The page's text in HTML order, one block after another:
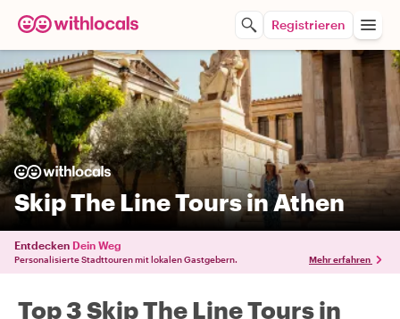
Registrieren
Skip The Line Tours in Athen
Entdecken Dein Weg
Personalisierte Stadttouren mit lokalen Gastgebern. Mehr erfahren
Top 3 Skip The Line Tours in